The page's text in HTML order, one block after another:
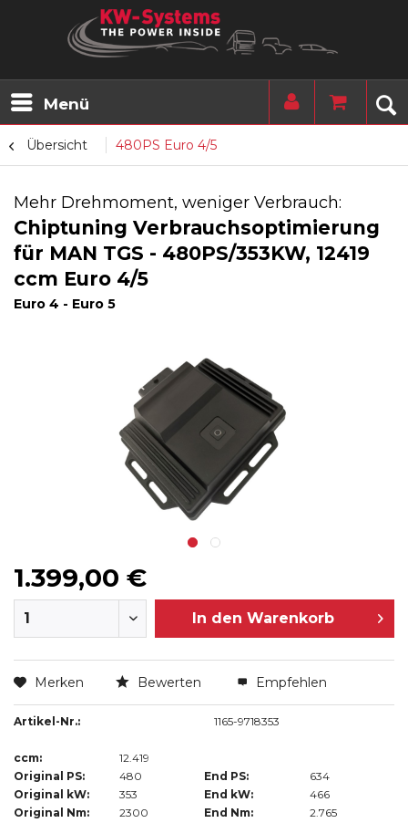
Menü
Übersicht 480PS Euro 4/5
Mehr Drehmoment, weniger Verbrauch:
Chiptuning Verbrauchsoptimierung
für MAN TGS - 480PS/353KW, 12419
ccm Euro 4/5
Euro 4 - Euro 5
1.399,00 €
In den Warenkorb
Merken Bewerten Empfehlen
Artikel-Nr.: 1165-9718353
ccm:
12.419
Original PS:
480 End PS:
634
Original kW:
353 End kW:
466
Original Nm:
2300 End Nm:
2.765